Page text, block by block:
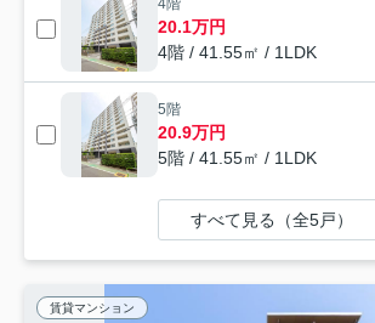
4階
20.1万円
4階 / 41.55㎡ / 1LDK
5階
20.9万円
5階 / 41.55㎡ / 1LDK
すべて見る（全5戸）
賃貸マンション